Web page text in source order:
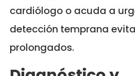
cardiólogo o acuda a
detección temprana
prolongados.